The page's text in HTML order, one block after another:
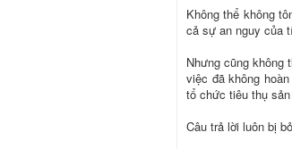
Không thể không
cả sự an nguy của
Nhưng cũng không
việc đã không
tổ chức tiêu thụ
Câu trả lời luôn bị